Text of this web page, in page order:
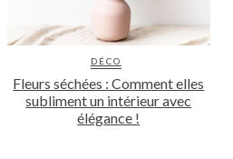
DÉCO
Fleurs séchées : Comment elles
subliment un intérieur avec
élégance !